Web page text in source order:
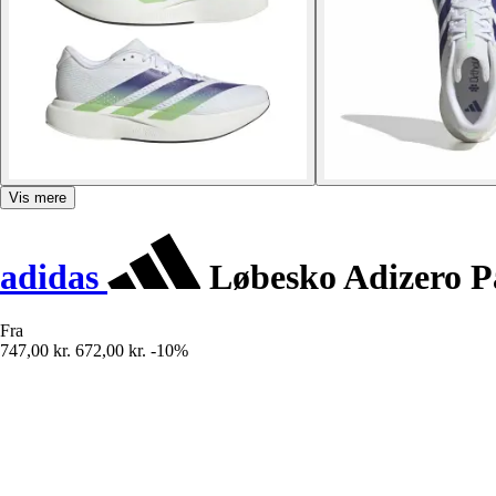
Vis mere
adidas Løbesko Adizero
Fra
747,00 kr. 672,00 kr. -10%